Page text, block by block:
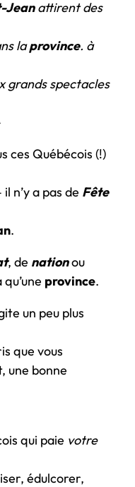
Jeanattirent des
laprovince. à
grands spectacles
ces Québécois (!)
il n’y a pas de Fête
.
, de nationou
province.
un peu plus
que vous
une bonne
qui paie votre
édulcorer,